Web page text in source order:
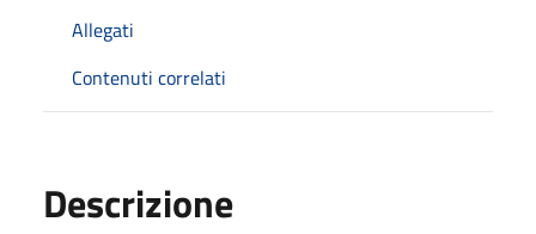
Allegati
Contenuti correlati
Descrizione